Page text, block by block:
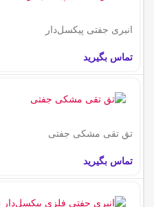
انبری جفتی پیکسل‌دار
تماس بگیرید
تق تقی مشکی جفتی
تماس بگیرید